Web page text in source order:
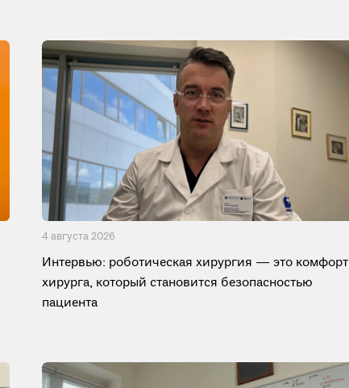
4 августа 2026
Интервью: роботическая хирургия — это комфорт
хирурга, который становится безопасностью
пациента